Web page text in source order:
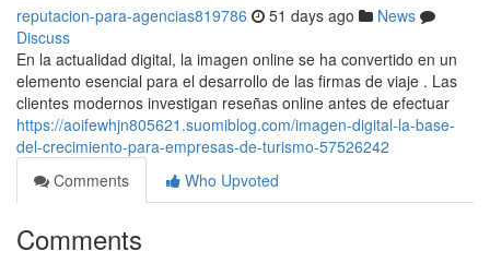
reputacion-para-agencias819786 51 days ago
News
Discuss
En la actualidad digital, la imagen online se ha convertido en un
elemento esencial para el desarrollo de las firmas de viaje . Las
clientes modernos investigan reseñas online antes de efectuar
https://aoifewhjn805621.suomiblog.com/imagen-digital-la-base-
del-crecimiento-para-empresas-de-turismo-57526242
Comments
Who Upvoted
Comments